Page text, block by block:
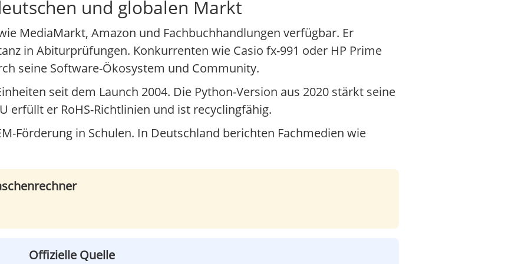
und globalen Markt
MediaMarkt, Amazon und Fachbuchhandlungen verfügbar. Er
in Abiturprüfungen. Konkurrenten wie Casio fx-991 oder HP Prime
seine Software-Ökosystem und Community.
seit dem Launch 2004. Die Python-Version aus 2020 stärkt seine
erfüllt er RoHS-Richtlinien und ist recyclingfähig.
Förderung in Schulen. In Deutschland berichten Fachmedien wie
Offizielle Quelle